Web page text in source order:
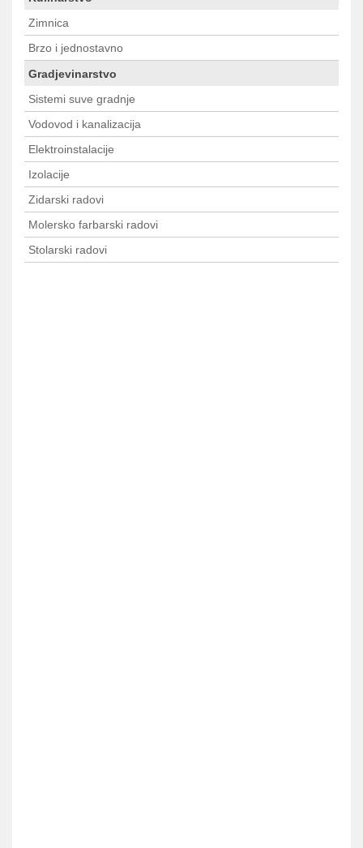
Zimnica
Brzo i jednostavno
Gradjevinarstvo
Sistemi suve gradnje
Vodovod i kanalizacija
Elektroinstalacije
Izolacije
Zidarski radovi
Molersko farbarski radovi
Stolarski radovi